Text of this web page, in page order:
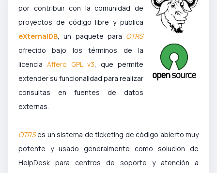
por contribuir con la comunidad de
proyectos de código libre y publica
eXternalDB, un paquete para OTRS
ofrecido bajo los términos de la
licencia Affero GPL v3, que permite
extender su funcionalidad para realizar
consultas en fuentes de datos
externas.
OTRSes un sistema de ticketing de código abierto muy
potente y usado generalmente como solución de
HelpDesk para centros de soporte y atención a